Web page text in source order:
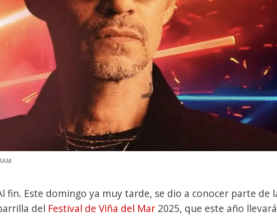
fin. Este domingo ya muy tarde, se dio a conocer parte de
del Festival de Viña del Mar 2025, que este año llevará